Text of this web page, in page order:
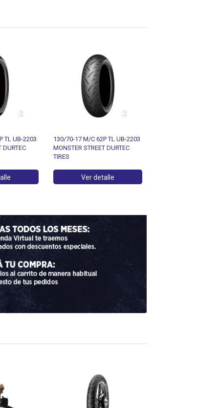
TL UB-2203
DURTEC
140/60-17 M/C 63P TL UB-2203
MONSTER STREET DURTEC
TIRES
Ver detalle